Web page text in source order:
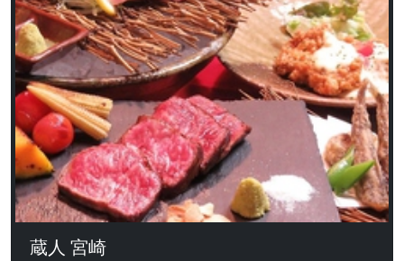
蔵人 宮崎